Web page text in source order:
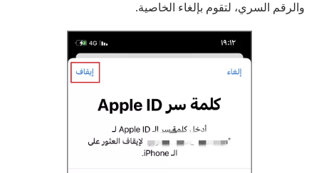
والرقم السري، لتقوم بإلغاء الخاصية.